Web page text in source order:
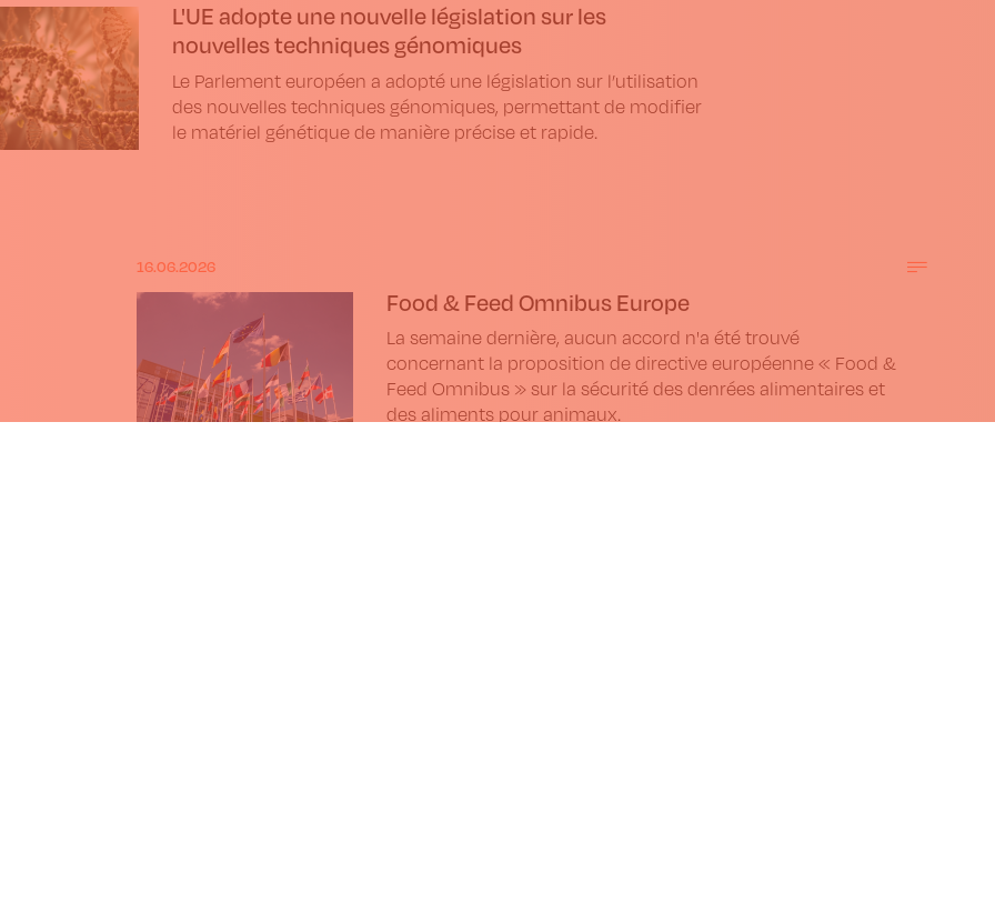
L'UE adopte une nouvelle législation sur les
nouvelles techniques génomiques
Le Parlement européen a adopté une législation sur l’utilisation
des nouvelles techniques génomiques, permettant de modifier
le matériel génétique de manière précise et rapide.
16.06.2026
Food & Feed Omnibus Europe
La semaine dernière, aucun accord n'a été trouvé
concernant la proposition de directive européenne « Food &
Feed Omnibus » sur la sécurité des denrées alimentaires et
des aliments pour animaux.